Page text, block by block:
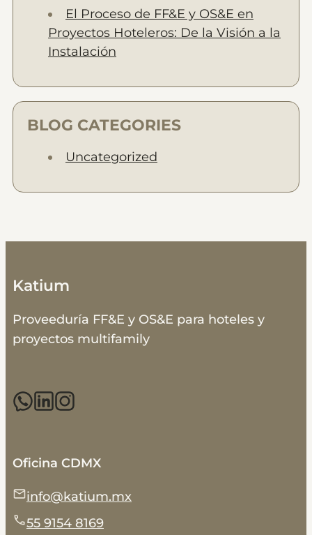
El Proceso de FF&E y OS&E en
Proyectos Hoteleros: De la Visión a la
Instalación
BLOG CATEGORIES
Uncategorized
Katium
Proveeduría FF&E y OS&E para hoteles y
proyectos multifamily
Oficina CDMX
info@katium.mx
55 9154 8169